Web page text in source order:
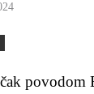
povodom